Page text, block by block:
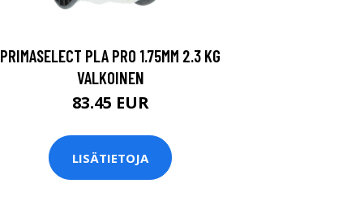
PRIMASELECT PLA PRO 1.75MM 2.3 KG
VALKOINEN
83.45 EUR
LISÄTIETOJA